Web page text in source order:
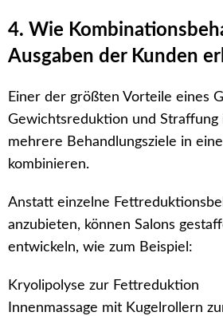
4. Wie
Ausgaben der Kunden
Einer der größten Vorteile eines
Gewichtsreduktion und Straffung
mehrere Behandlungsziele in
kombinieren.
Anstatt einzelne
anzubieten, können Salons
entwickeln, wie zum Beispiel:
Kryolipolyse zur Fettreduktion
Innenmassage mit Kugelrollern